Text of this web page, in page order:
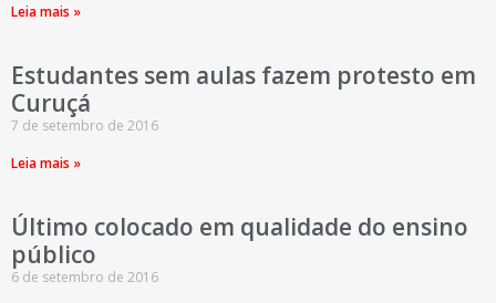
Leia mais »
Estudantes sem aulas fazem protesto em
Curuçá
7 de setembro de 2016
Leia mais »
Último colocado em qualidade do ensino
público
6 de setembro de 2016